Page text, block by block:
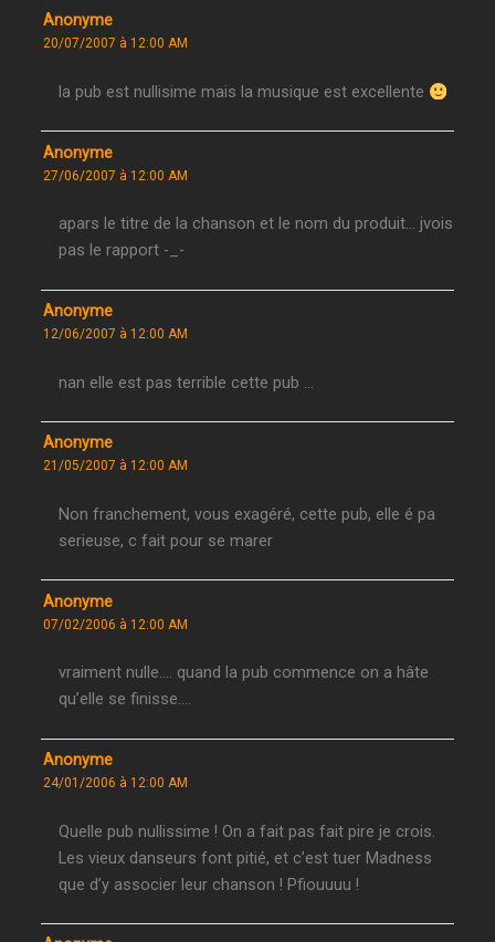
Anonyme
20/07/2007 à 12:00 AM
la pub est nullisime mais la musique est excellente
Anonyme
27/06/2007 à 12:00 AM
apars le titre de la chanson et le nom du produit… jvois
pas le rapport -_-
Anonyme
12/06/2007 à 12:00 AM
nan elle est pas terrible cette pub …
Anonyme
21/05/2007 à 12:00 AM
Non franchement, vous exagéré, cette pub, elle é pa
serieuse, c fait pour se marer
Anonyme
07/02/2006 à 12:00 AM
vraiment nulle…. quand la pub commence on a hâte
qu’elle se finisse….
Anonyme
24/01/2006 à 12:00 AM
Quelle pub nullissime ! On a fait pas fait pire je crois.
Les vieux danseurs font pitié, et c’est tuer Madness
que d’y associer leur chanson ! Pfiouuuu !